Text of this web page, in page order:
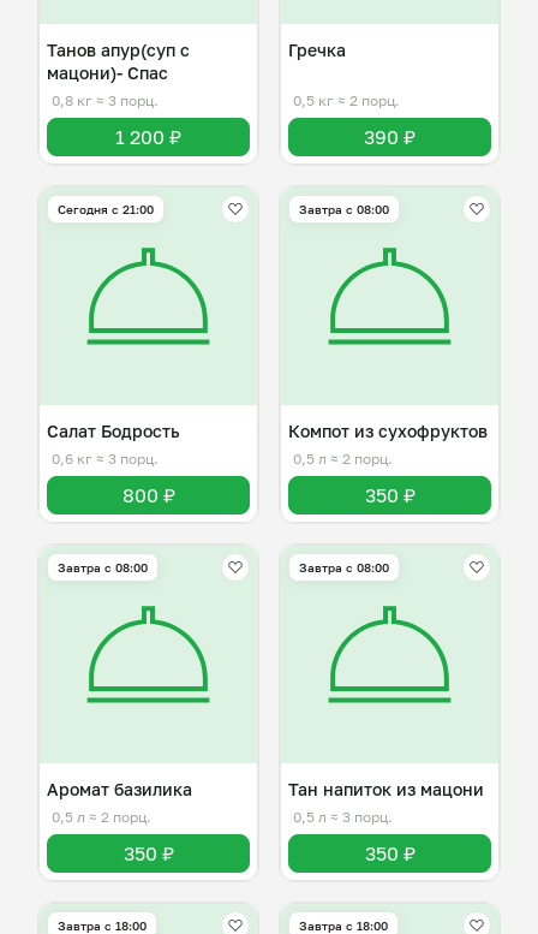
Танов апур(суп с
мацони)- Спас
0,8 кг ≈ 3 порц.
1 200 ₽
Гречка
0,5 кг ≈ 2 порц.
390 ₽
Сегодня с 21:00
Салат Бодрость
0,6 кг ≈ 3 порц.
800 ₽
Завтра c 08:00
Компот из сухофруктов
0,5 л ≈ 2 порц.
350 ₽
Завтра c 08:00
Аромат базилика
0,5 л ≈ 2 порц.
350 ₽
Завтра c 08:00
Тан напиток из мацони
0,5 л ≈ 3 порц.
350 ₽
Завтра c 18:00 Завтра c 18:00